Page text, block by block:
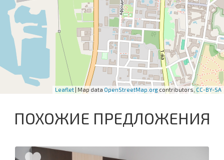
Leaflet | Map data OpenStreetMap.org contributors, CC-BY-SA
ПОХОЖИЕ ПРЕДЛОЖЕНИЯ